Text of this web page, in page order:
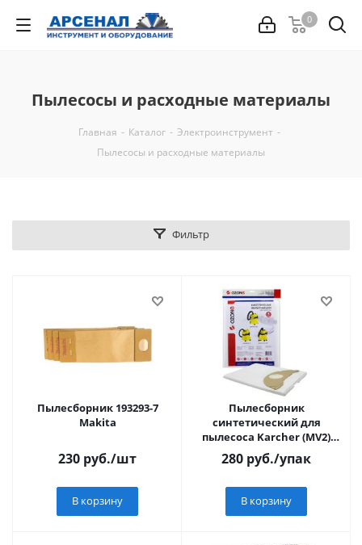
0
Пылесосы и расходные материалы
Главная - Каталог - Электроинструмент -
Пылесосы и расходные материалы
Фильтр
Пылесборник 193293-7
Makita
230 руб./шт
В корзину
Пылесборник
синтетический для
пылесоса Karcher (MV2)
OZONE СР-215/3
280 руб./упак
В корзину